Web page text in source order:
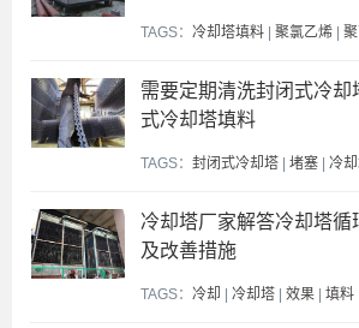
TAGS： 冷却塔填料 | 聚氯乙烯 |
需要定期清洗封闭式冷却
式冷却塔填料
TAGS： 封闭式冷却塔 | 堵塞 | 冷
冷却塔厂家解答冷却塔循
及改善措施
TAGS： 冷却 | 冷却塔 | 效果 | 填料